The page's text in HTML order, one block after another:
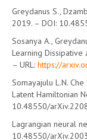
Greydanus S.,
2019. – DOI:
Sosanya A.,
Learning Dissipative
– URL: https://
Somayajulu L.N.
Latent Hamiltonian
10.48550/
Lagrangian neural
10.48550/